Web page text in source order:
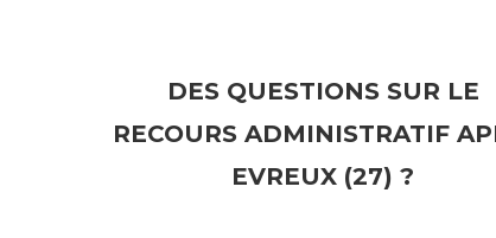
DES QUESTIONS SUR LE
RECOURS ADMINISTRATIF
EVREUX (27) ?